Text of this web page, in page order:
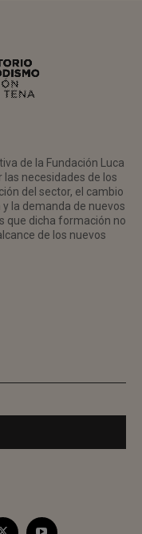
de la Fundación Luca
necesidades de los
del sector, el cambio
la demanda de nuevos
que dicha formación no
de los nuevos